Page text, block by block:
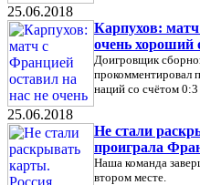
25.06.2018
Карпухов:
очень хороший
Доигровщик
прокомментировал
наций со счётом
25.06.2018
Не стали
проиграла
Наша команда
втором месте.